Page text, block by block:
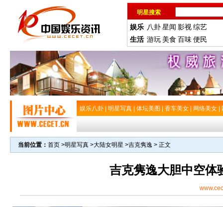
明星搜索
娱乐 八卦星闻 影视综艺
生活 游玩 美食 百味便民
娱乐八卦 明星写真 体坛美图 香车美女 网络美女
当前位置： 首页 >明星写真 >大陆女明星 >吉克隽逸 > 正文
吉克隽逸大胆中空体